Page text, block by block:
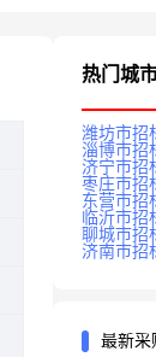
热门城
潍坊市招
淄博市招
济宁市招
枣庄市招
东营市招
临沂市招
聊城市招
济南市招
最新采